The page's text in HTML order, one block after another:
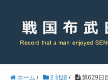
ホーム / 8 戦績 / 第629日